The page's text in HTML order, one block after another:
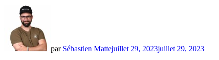
par Sébastien Mattejuillet 29, 2023juillet 29, 2023